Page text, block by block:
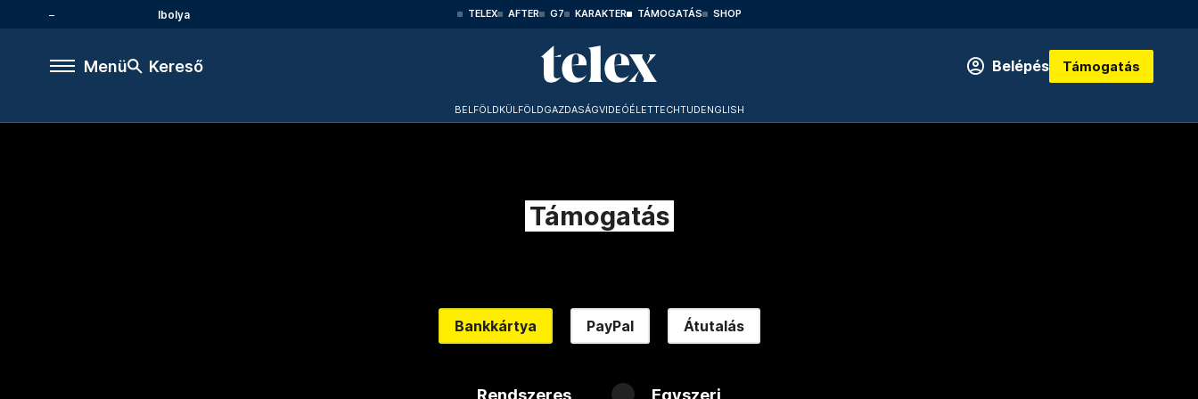
Ibolya TELEX AFTER G7 KARAKTER TÁMOGATÁS SHOP
Menü Kereső Belépés Támogatás
BELFÖLDKÜLFÖLDGAZDASÁGVIDEÓÉLETTECHTUDENGLISH
Támogatás
Bankkártya PayPal Átutalás
Rendszeres Egyszeri